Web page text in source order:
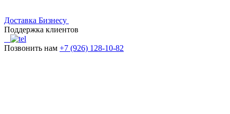
Доставка Бизнесу
Поддержка клиентов
Позвонить нам +7 (926) 128-10-82